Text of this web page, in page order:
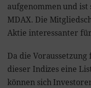
aufgenommen und ist
MDAX. Die
Aktie interessanter
Da die
dieser Indizes eine
können sich